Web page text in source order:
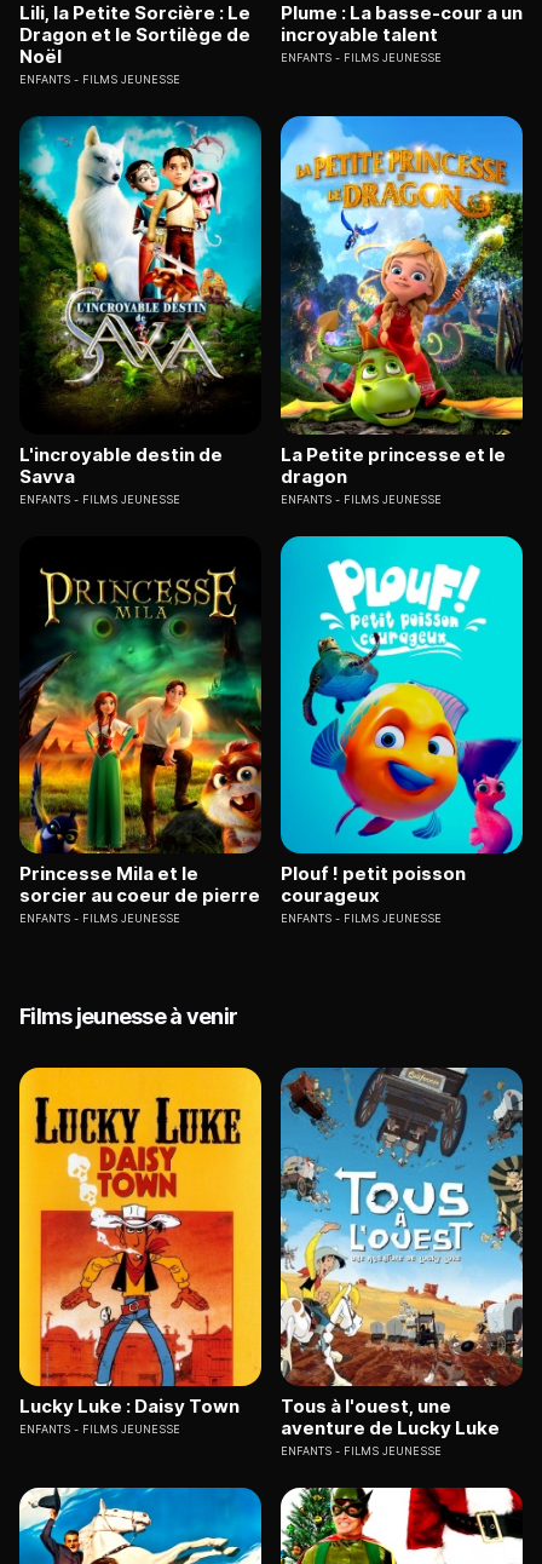
Lili, la Petite Sorcière : Le
Dragon et le Sortilège de
Noël
ENFANTS FILMS JEUNESSE
Plume : La basse-cour a un
incroyable talent
ENFANTS FILMS JEUNESSE
L'incroyable destin de
Savva
ENFANTS FILMS JEUNESSE
La Petite princesse et le
dragon
ENFANTS FILMS JEUNESSE
Princesse Mila et le
sorcier au coeur de pierre
ENFANTS FILMS JEUNESSE
Plouf ! petit poisson
courageux
ENFANTS FILMS JEUNESSE
Films jeunesse à venir
Lucky Luke : Daisy Town
ENFANTS FILMS JEUNESSE
Tous à l'ouest, une
aventure de Lucky Luke
ENFANTS FILMS JEUNESSE